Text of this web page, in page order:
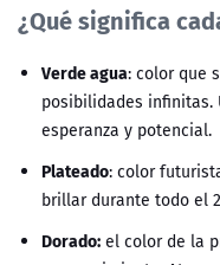
¿Qué significa
Verde agua: color que
posibilidades infinitas.
esperanza y potencial.
Plateado: color
brillar durante todo el
Dorado: el color de la